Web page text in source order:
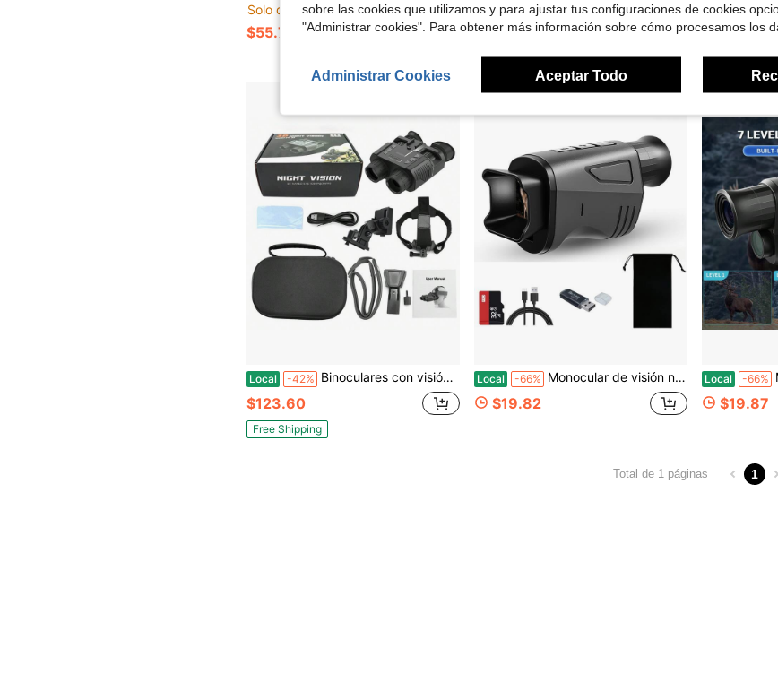
Solo quedan 1
$55.77
Solo quedan 1
$197.80
Free Shipping
$24.60
Local -42% Binoculares con visión nocturna 1080P, zoom digital 8X, alcance de 250m, gafas con tecnología 3D montadas en la cabeza con infrarrojos para caza y camping
$123.60
Free Shipping
Local -66% Monocular de visión nocturna KLZO-ABS con tarjeta de 32 GB y carga USB-C: visión nocturna IR de 10x y 40 mm, zoom digital de 16x, pantalla HD de 1,54 pulgadas. Ideal para caza, acampada, observación de fauna, vigilancia y fotografía de aventura. Diseño elegante y portátil.
$19.82
Local -66%
$19.87
Total de 1 páginas 1
sobre las cookies que utilizamos y para ajustar tus configuraciones de cookies
"Administrar cookies". Para obtener más información sobre cómo procesamos los
Administrar Cookies Aceptar Todo